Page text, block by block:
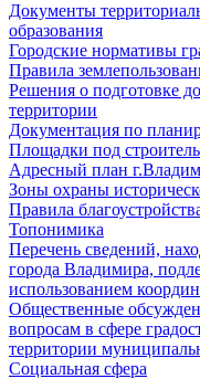
Документы
образования
Городские нормативы
Правила
Решения о подготовке
территории
Документация по
Площадки под
Адресный план
Зоны охраны
Правила
Топонимика
Перечень сведений,
города Владимира,
использованием
Общественные
вопросам в сфере
территории
Социальная сфера